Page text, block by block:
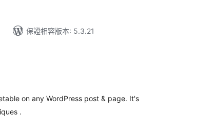
保證相容版本: 5.3.21
on any WordPress post & page. It's
.